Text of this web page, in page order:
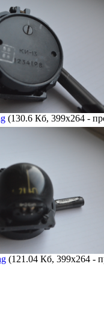
(130.6 Кб, 399x264 -
(121.04 Кб, 399x264 -